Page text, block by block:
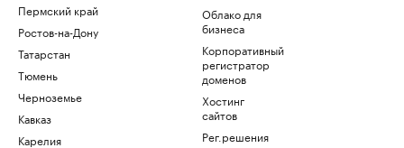
Пермский край
Ростов-на-Дону
Татарстан
Тюмень
Черноземье
Кавказ
Карелия
Облако для
бизнеса
Корпоративный
регистратор
доменов
Хостинг
сайтов
Рег.решения